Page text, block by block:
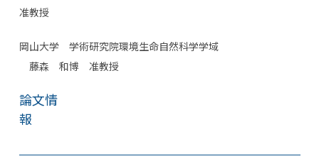
准教授
岡山大学 学術研究院環境生命自然科学学域
藤森 和博 准教授
論文情
報